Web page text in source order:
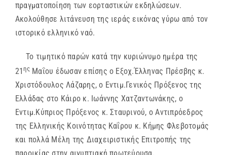
πραγματοποίηση των εορταστικών εκδηλώσεων.
Ακολούθησε λιτάνευση της ιεράς εικόνας γύρω από τον
ιστορικό ελληνικό ναό.
Το τιμητικό παρών κατά την κυριώνυμο ημέρα της
21 ηςΜαΐου έδωσαν επίσης ο Εξοχ.Έλληνας Πρέσβης κ.
Χριστόδουλος Λάζαρης, ο Εντιμ.Γενικός Πρόξενος της
Ελλάδας στο Κάιρο κ. Ιωάννης Χατζαντωνάκης, ο
Εντιμ.Κύπριος Πρόξενος κ. Σταυρινού, ο Αντιπρόεδρος
της Ελληνικής Κοινότητας Καΐρου κ. Κήμης Φλεβοτομάς
και πολλά Μέλη της Διαχειριστικής Επιτροπής της